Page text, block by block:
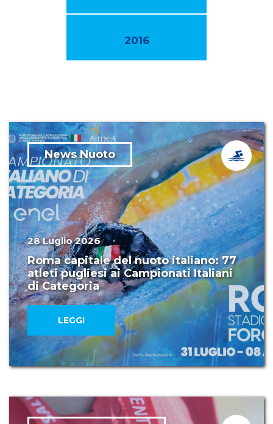
2016
News Nuoto
28 Luglio 2026
Roma capitale del nuoto italiano: 77
atleti pugliesi ai Campionati Italiani
di Categoria
LEGGI